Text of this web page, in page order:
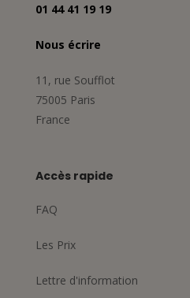
01 44 41 19 19
Nous écrire
11, rue Soufflot
75005 Paris
France
Accès rapide
FAQ
Les Prix
Lettre d'information